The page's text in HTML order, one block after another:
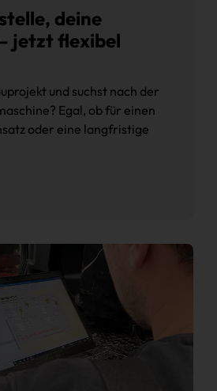
deine
jetzt flexibel
und suchst nach der
Egal, ob für einen
oder eine langfristige